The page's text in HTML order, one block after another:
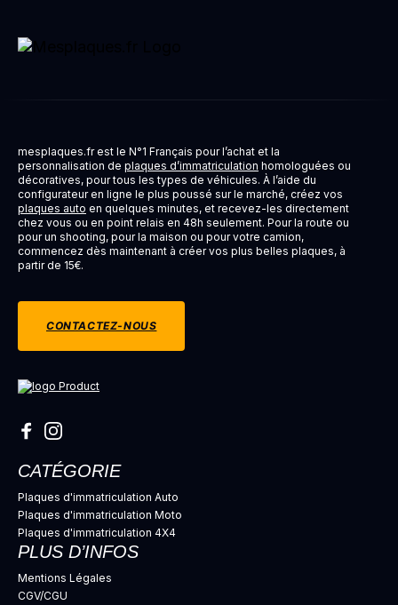
mesplaques.fr est le N°1 Français pour l’achat et la
personnalisation de plaques d’immatriculation homologuées ou
décoratives, pour tous les types de véhicules. À l’aide du
configurateur en ligne le plus poussé sur le marché, créez vos
plaques auto en quelques minutes, et recevez-les directement
chez vous ou en point relais en 48h seulement. Pour la route ou
pour un shooting, pour la maison ou pour votre camion,
commencez dès maintenant à créer vos plus belles plaques, à
partir de 15€.
CONTACTEZ-NOUS
CATÉGORIE
Plaques d'immatriculation Auto
Plaques d'immatriculation Moto
Plaques d'immatriculation 4X4
PLUS D’INFOS
Mentions Légales
CGV/CGU